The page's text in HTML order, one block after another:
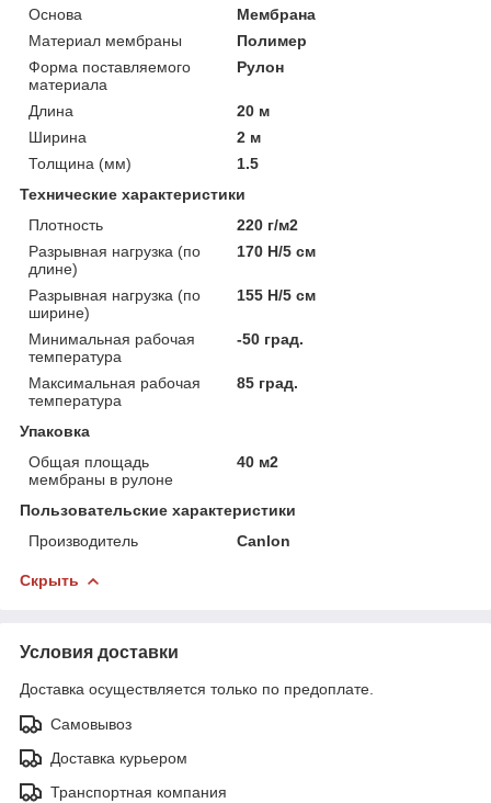
Основа
Мембрана
Материал мембраны
Полимер
Форма поставляемого
материала
Рулон
Длина
20 м
Ширина
2 м
Толщина (мм)
1.5
Технические характеристики
Плотность
220 г/м2
Разрывная нагрузка (по
длине)
170 Н/5 см
Разрывная нагрузка (по
ширине)
155 Н/5 см
Минимальная рабочая
температура
-50 град.
Максимальная рабочая
температура
85 град.
Упаковка
Общая площадь
мембраны в рулоне
40 м2
Пользовательские характеристики
Производитель
Canlon
Скрыть
Условия доставки
Доставка осуществляется только по предоплате.
Самовывоз
Доставка курьером
Транспортная компания